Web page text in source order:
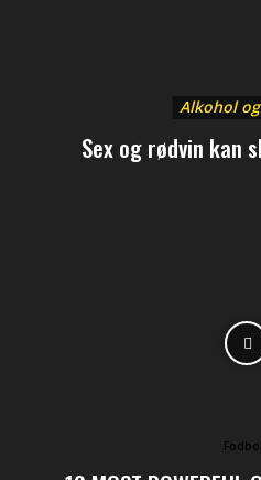
Alkohol
Sex og rødvin kan